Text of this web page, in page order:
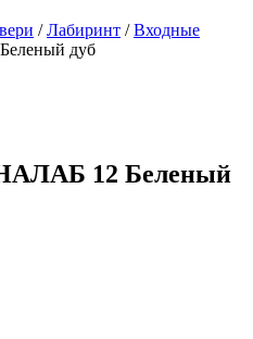
/Лабиринт /Входные
дуб
12 Беленый